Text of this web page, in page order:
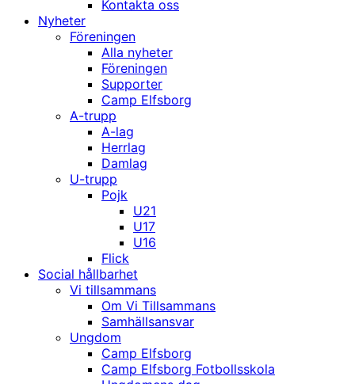
Kontakta oss
Nyheter
Föreningen
Alla nyheter
Föreningen
Supporter
Camp Elfsborg
A-trupp
A-lag
Herrlag
Damlag
U-trupp
Pojk
U21
U17
U16
Flick
Social hållbarhet
Vi tillsammans
Om Vi Tillsammans
Samhällsansvar
Ungdom
Camp Elfsborg
Camp Elfsborg Fotbollsskola